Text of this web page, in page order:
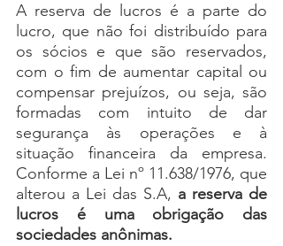
A reserva de lucros é a parte do
lucro, que não foi distribuído para
os sócios e que são reservados,
com o fim de aumentar capital ou
compensar prejuízos, ou seja, são
formadas com intuito de dar
segurança às operações e à
situação financeira da empresa.
Conforme a Lei nº 11.638/1976, que
alterou a Lei das S.A, a reserva de
lucros é uma obrigação das
sociedades anônimas.